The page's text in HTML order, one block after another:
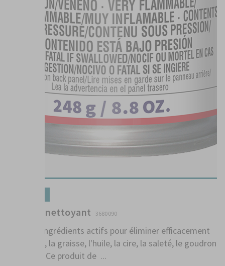
Solvant nettoyant 3680090
Riche en ingrédients actifs pour éliminer efficacement
le silicone, la graisse, l'huile, la cire, la saleté, le goudron
et la suie. Ce produit de ...